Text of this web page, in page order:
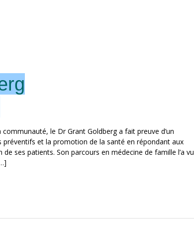
le Dr Grant Goldberg a fait preuve d’un
et la promotion de la santé en répondant aux
ses patients. Son parcours en médecine de famille l’a vu